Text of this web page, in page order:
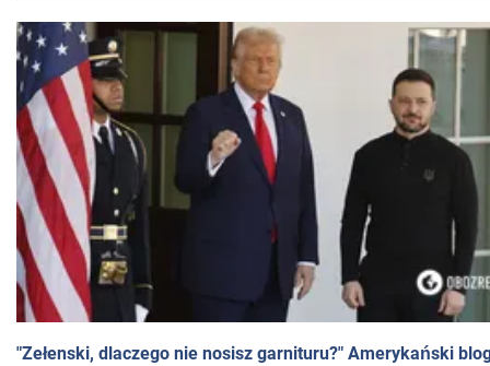
"Zełenski, dlaczego nie nosisz garnituru?" Amerykański